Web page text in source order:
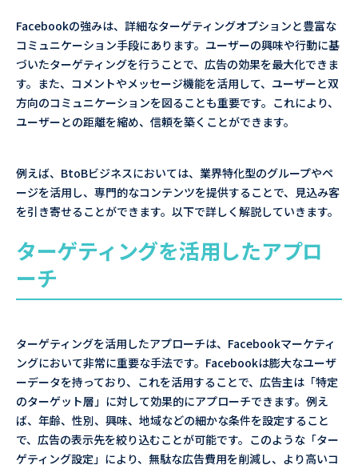
Facebookの強みは、詳細なターゲティングオプションと豊富な
コミュニケーション手段にあります。ユーザーの興味や行動に基
づいたターゲティングを行うことで、広告の効果を最大化できま
す。また、コメントやメッセージ機能を活用して、ユーザーと双
方向のコミュニケーションを図ることも重要です。これにより、
ユーザーとの距離を縮め、信頼を築くことができます。
例えば、BtoBビジネスにおいては、業界特化型のグループやペ
ージを活用し、専門的なコンテンツを提供することで、見込み客
を引き寄せることができます。以下で詳しく解説していきます。
ターゲティングを活用したアプロ
ーチ
ターゲティングを活用したアプローチは、Facebookマーケティ
ングにおいて非常に重要な手法です。Facebookは膨大なユーザ
ーデータを持っており、これを活用することで、広告主は「特定
のターゲット層」に対して効果的にアプローチできます。例え
ば、年齢、性別、興味、地域などの細かな条件を設定すること
で、広告の表示先を絞り込むことが可能です。このような「ター
ゲティング設定」により、無駄な広告費用を削減し、より高いコ